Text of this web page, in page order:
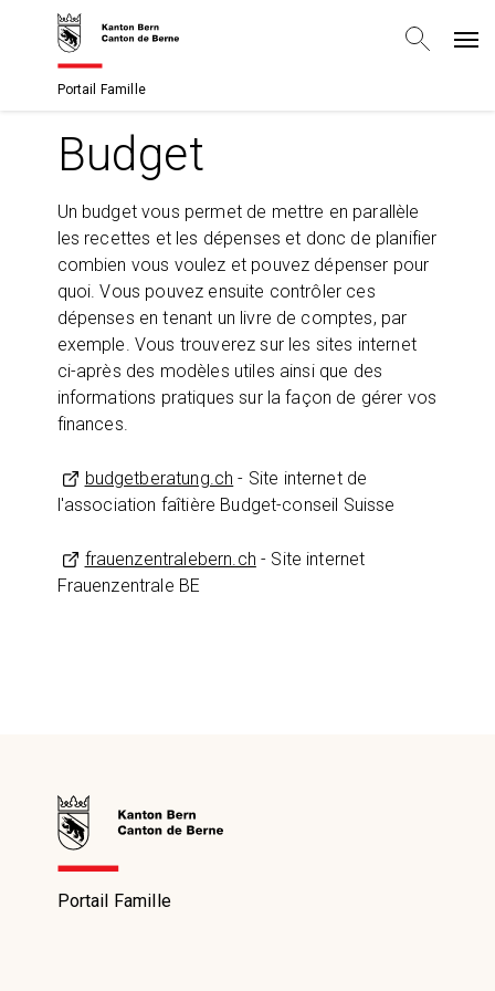
Portail Famille
Budget
Un budget vous permet de mettre en parallèle
les recettes et les dépenses et donc de planifier
combien vous voulez et pouvez dépenser pour
quoi. Vous pouvez ensuite contrôler ces
dépenses en tenant un livre de comptes, par
exemple. Vous trouverez sur les sites internet
ci-après des modèles utiles ainsi que des
informations pratiques sur la façon de gérer vos
finances.
budgetberatung.ch - Site internet de
l'association faîtière Budget-conseil Suisse
frauenzentralebern.ch - Site internet
Frauenzentrale BE
Portail Famille